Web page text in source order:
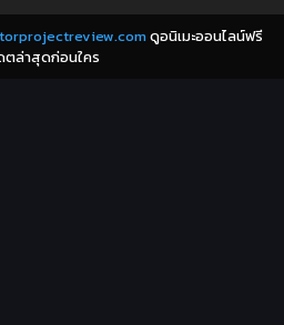
นวัย(6)
ดูอนิเมะออนไลน์ฟรี
ตล่าสุดก่อนใคร